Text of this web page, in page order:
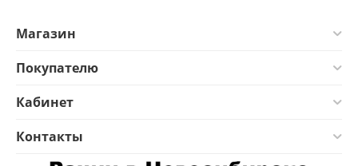
Магазин
Покупателю
Кабинет
Контакты